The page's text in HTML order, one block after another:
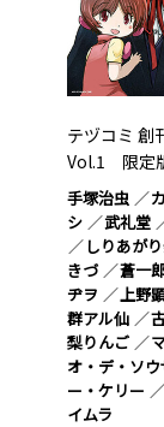
テヅコミ 創
Vol.1 限定
手塚治虫
シ
武礼堂
しりあが
きづ
蒼一
ヂヲ
上野
群アル仙
梨りんご
オ・デ・ソ
ー・ケリー
イムラ